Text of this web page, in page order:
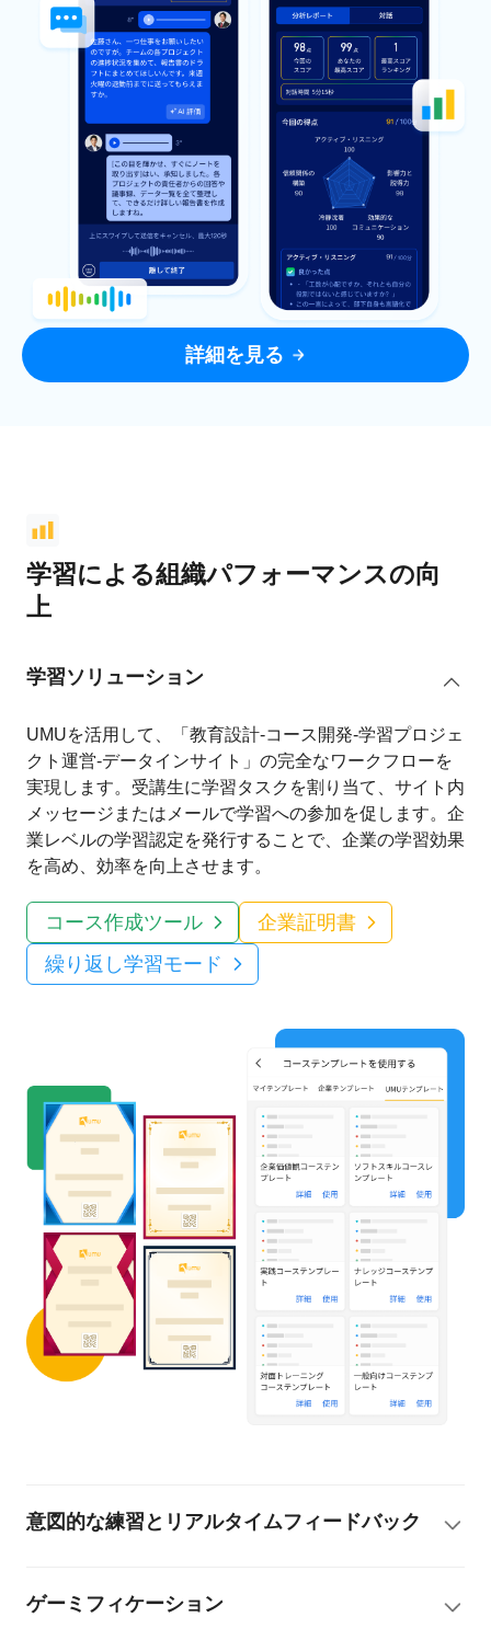
詳細を見る
学習による組織パフォーマンスの向
上
学習ソリューション
UMUを活用して、「教育設計-コース開発-学習プロジェ
クト運営-データインサイト」の完全なワークフローを
実現します。受講生に学習タスクを割り当て、サイト内
メッセージまたはメールで学習への参加を促します。企
業レベルの学習認定を発行することで、企業の学習効果
を高め、効率を向上させます。
コース作成ツール
企業証明書
繰り返し学習モード
意図的な練習とリアルタイムフィードバック
ゲーミフィケーション